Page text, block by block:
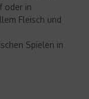
oder in
Fleisch und
Spielen in